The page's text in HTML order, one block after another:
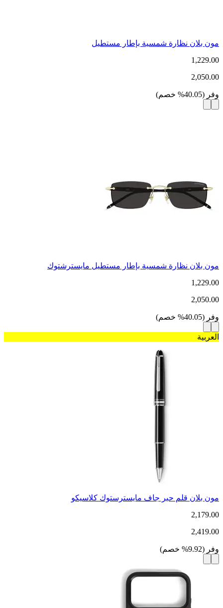
مون بلان نظارة شمسية بإطار مستطيل
1,229.00
2,050.00
وفر (
40.05
% خصم)
مون بلان نظارة شمسية بإطار مستطيل مايسترشتوك
1,229.00
2,050.00
وفر (
40.05
% خصم)
العربية
مون بلان قلم حبر جاف مايسترستوك كلاسيكو
2,179.00
2,419.00
وفر (
9.92
% خصم)